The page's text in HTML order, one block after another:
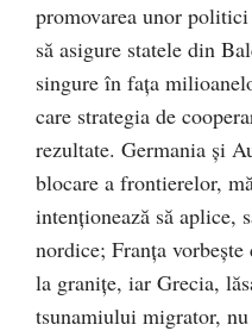
promovarea unor
să asigure statele din
singure în faţa
care strategia de
rezultate. Germania şi
blocare a frontierelor,
intenţionează să aplice,
nordice; Franţa
la graniţe, iar Grecia,
tsunamiului migrator,